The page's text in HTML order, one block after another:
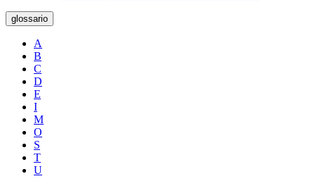
glossario
A
B
C
D
E
I
M
O
S
T
U